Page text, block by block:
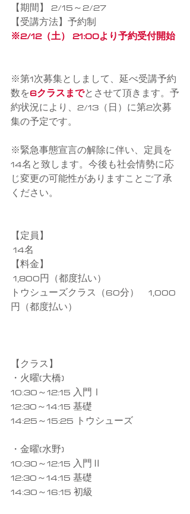
【期間】 2/15～2/27
【受講方法】予約制
※2/12（土） 21:00より予約受付開始
※第1次募集としまして、延べ受講予約
数を6クラスまでとさせて頂きます。予
約状況により、2/13（日）に第2次募
集の予定です。
※緊急事態宣言の解除に伴い、定員を
14名と致します。今後も社会情勢に応
じ変更の可能性がありますことご了承
ください。
【定員】
14名
【料金】
1,800円（都度払い）
トウシューズクラス（60分）　1,000
円（都度払い）
【クラス】
・火曜(大橋)
10:30～12:15 入門Ⅰ
12:30～14:15 基礎
14:25～15:25 トウシューズ
・金曜(水野)
10:30～12:15 入門Ⅱ
12:30～14:15 基礎
14:30～16:15 初級